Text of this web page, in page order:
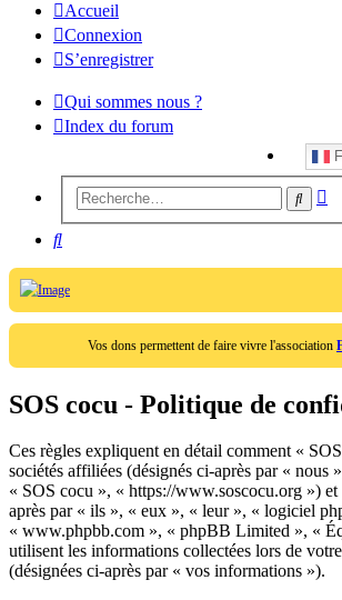
Accueil
Connexion
S’enregistrer
Qui sommes nous ?
Index du forum
Rechercher
Vos dons permettent de faire vivre l'association
SOS cocu - Politique de
Ces règles expliquent en détail comment «
sociétés affiliées (désignés ci-après par « nous
« SOS cocu », « https://www.soscocu.org »)
après par « ils », « eux », « leur », « logiciel
« www.phpbb.com », « phpBB Limited », «
utilisent les informations collectées lors de
(désignées ci-après par « vos informations »).